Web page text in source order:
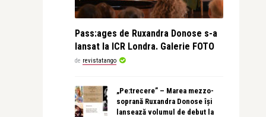
Pass:ages de Ruxandra Donose s-a
lansat la ICR Londra. Galerie FOTO
de revistatango
„Pe:trecere” – Marea mezzo-
soprană Ruxandra Donose își
lansează volumul de debut la